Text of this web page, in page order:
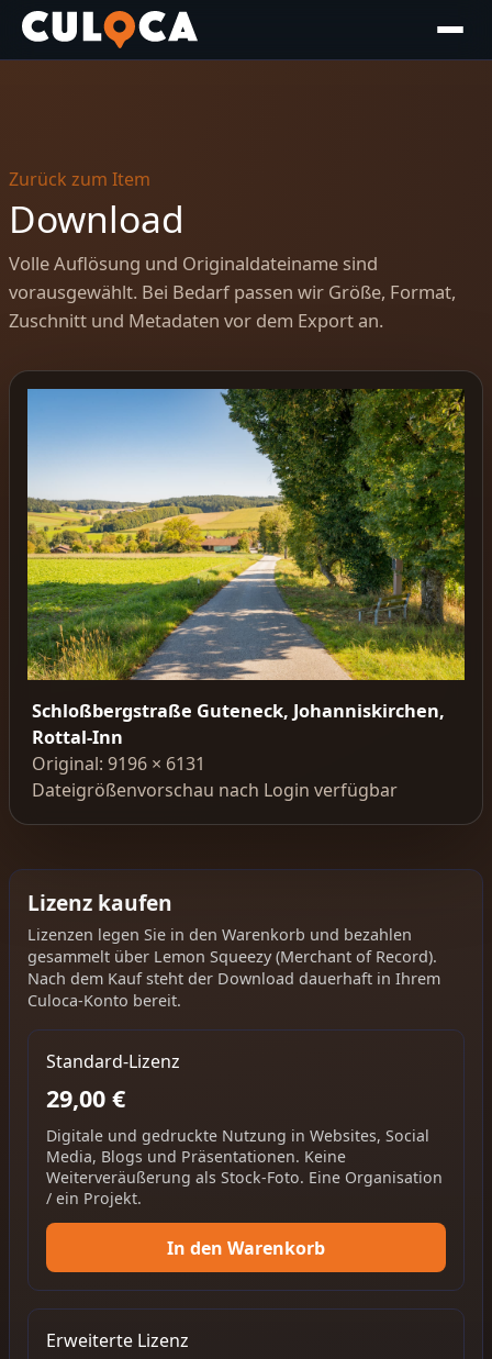
Zurück zum Item
Download
Volle Auflösung und Originaldateiname sind
vorausgewählt. Bei Bedarf passen wir Größe, Format,
Zuschnitt und Metadaten vor dem Export an.
Schloßbergstraße Guteneck, Johanniskirchen,
Rottal-Inn
Original: 9196 × 6131
Dateigrößenvorschau nach Login verfügbar
Lizenz kaufen
Lizenzen legen Sie in den Warenkorb und bezahlen
gesammelt über Lemon Squeezy (Merchant of Record).
Nach dem Kauf steht der Download dauerhaft in Ihrem
Culoca-Konto bereit.
Standard-Lizenz
29,00 €
Digitale und gedruckte Nutzung in Websites, Social
Media, Blogs und Präsentationen. Keine
Weiterveräußerung als Stock-Foto. Eine Organisation
/ ein Projekt.
In den Warenkorb
Erweiterte Lizenz